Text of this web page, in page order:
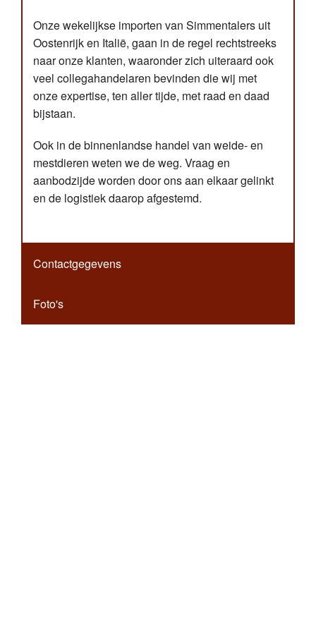
Onze wekelijkse importen van Simmentalers uit
Oostenrijk en Italië, gaan in de regel rechtstreeks
naar onze klanten, waaronder zich uiteraard ook
veel collegahandelaren bevinden die wij met
onze expertise, ten aller tijde, met raad en daad
bijstaan.
Ook in de binnenlandse handel van weide- en
mestdieren weten we de weg. Vraag en
aanbodzijde worden door ons aan elkaar gelinkt
en de logistiek daarop afgestemd.
Contactgegevens
Foto's